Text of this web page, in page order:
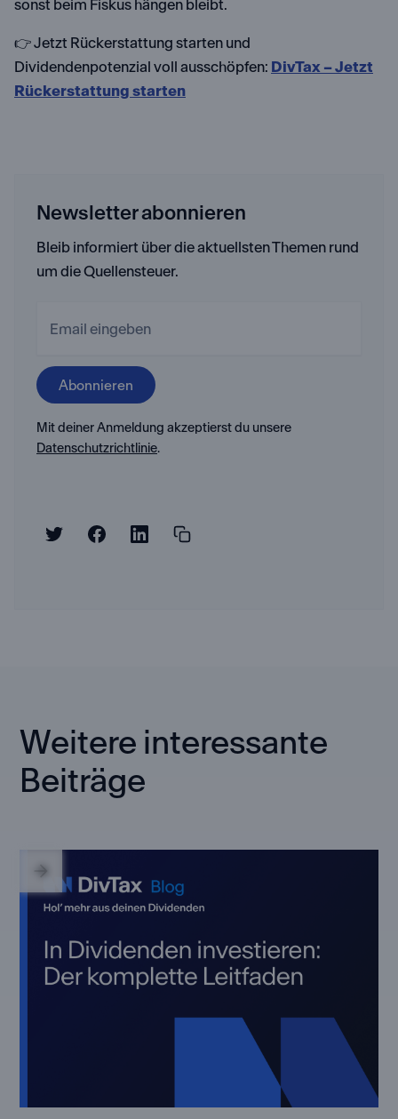
sonst beim Fiskus hängen bleibt.
👉 Jetzt Rückerstattung starten und
Dividendenpotenzial voll ausschöpfen: DivTax – Jetzt
Rückerstattung starten
Newsletter abonnieren
Bleib informiert über die aktuellsten Themen rund
um die Quellensteuer.
Mit deiner Anmeldung akzeptierst du unsere
Datenschutzrichtlinie.
Weitere interessante
Beiträge